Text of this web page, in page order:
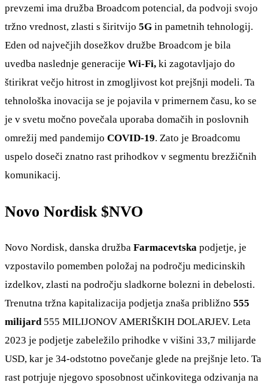
prevzemi ima družba Broadcom potencial, da podvoji svojo
tržno vrednost, zlasti s širitvijo 5G in pametnih tehnologij.
Eden od največjih dosežkov družbe Broadcom je bila
uvedba naslednje generacije Wi-Fi, ki zagotavljajo do
štirikrat večjo hitrost in zmogljivost kot prejšnji modeli. Ta
tehnološka inovacija se je pojavila v primernem času, ko se
je v svetu močno povečala uporaba domačih in poslovnih
omrežij med pandemijo COVID-19. Zato je Broadcomu
uspelo doseči znatno rast prihodkov v segmentu brezžičnih
komunikacij.
Novo Nordisk $NVO
Novo Nordisk, danska družba Farmacevtska podjetje, je
vzpostavilo pomemben položaj na področju medicinskih
izdelkov, zlasti na področju sladkorne bolezni in debelosti.
Trenutna tržna kapitalizacija podjetja znaša približno 555
milijard 555 MILIJONOV AMERIŠKIH DOLARJEV. Leta
2023 je podjetje zabeležilo prihodke v višini 33,7 milijarde
USD, kar je 34-odstotno povečanje glede na prejšnje leto. Ta
rast potrjuje njegovo sposobnost učinkovitega odzivanja na